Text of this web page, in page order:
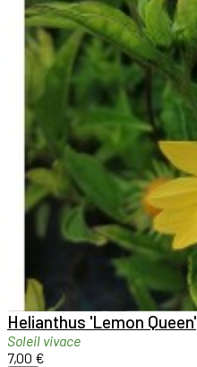
Aperçu rapide
Helianthus 'Lemon Queen'
Soleil vivace
7,00 €